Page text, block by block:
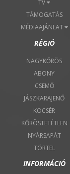
TV
TÁMOGATÁS
MÉDIAAJÁNLAT
RÉGIÓ
NAGYKŐRÖS
ABONY
CSEMŐ
JÁSZKARAJENŐ
KOCSÉR
KŐRÖSTETÉTLEN
NYÁRSAPÁT
TÖRTEL
INFORMÁCIÓ